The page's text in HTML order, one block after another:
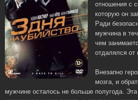
отношения с
которую он
Ради
мужчина в
чем
отдалялся от
Внезапно
мозга, и
мужчине осталось не больше полугода. Эта